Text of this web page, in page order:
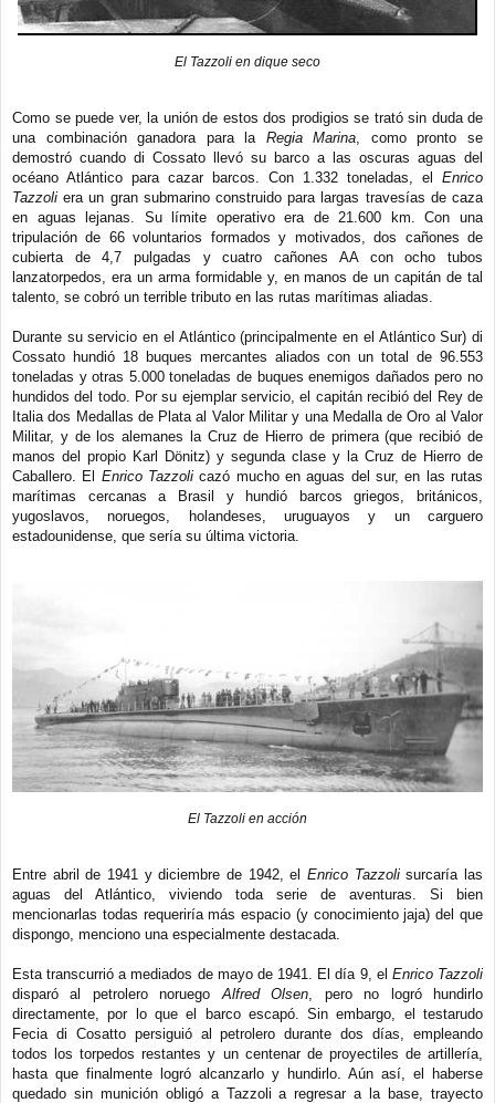
El Tazzoli en dique seco
Como se puede ver, la unión de estos dos prodigios se trató sin duda de
una combinación ganadora para la Regia Marina, como pronto se
demostró cuando di Cossato llevó su barco a las oscuras aguas del
océano Atlántico para cazar barcos. Con 1.332 toneladas, el Enrico
Tazzoli era un gran submarino construido para largas travesías de caza
en aguas lejanas. Su límite operativo era de 21.600 km. Con una
tripulación de 66 voluntarios formados y motivados, dos cañones de
cubierta de 4,7 pulgadas y cuatro cañones AA con ocho tubos
lanzatorpedos, era un arma formidable y, en manos de un capitán de tal
talento, se cobró un terrible tributo en las rutas marítimas aliadas.
Durante su servicio en el Atlántico (principalmente en el Atlántico Sur) di
Cossato hundió 18 buques mercantes aliados con un total de 96.553
toneladas y otras 5.000 toneladas de buques enemigos dañados pero no
hundidos del todo. Por su ejemplar servicio, el capitán recibió del Rey de
Italia dos Medallas de Plata al Valor Militar y una Medalla de Oro al Valor
Militar, y de los alemanes la Cruz de Hierro de primera (que recibió de
manos del propio Karl Dönitz) y segunda clase y la Cruz de Hierro de
Caballero. El Enrico Tazzoli cazó mucho en aguas del sur, en las rutas
marítimas cercanas a Brasil y hundió barcos griegos, británicos,
yugoslavos, noruegos, holandeses, uruguayos y un carguero
estadounidense, que sería su última victoria.
El Tazzoli en acción
Entre abril de 1941 y diciembre de 1942, el Enrico Tazzolisurcaría las
aguas del Atlántico, viviendo toda serie de aventuras. Si bien
mencionarlas todas requeriría más espacio (y conocimiento jaja) del que
dispongo, menciono una especialmente destacada.
Esta transcurrió a mediados de mayo de 1941. El día 9, el Enrico Tazzoli
disparó al petrolero noruegoAlfred Olsen, pero no logró hundirlo
directamente, por lo que el barco escapó. Sin embargo, el testarudo
Fecia di Cosatto persiguió al petrolero durante dos días, empleando
todos los torpedos restantes y un centenar de proyectiles de artillería,
hasta que finalmente logró alcanzarlo y hundirlo. Aún así, el haberse
quedado sin munición obligó a Tazzoli a regresar a la base, trayecto